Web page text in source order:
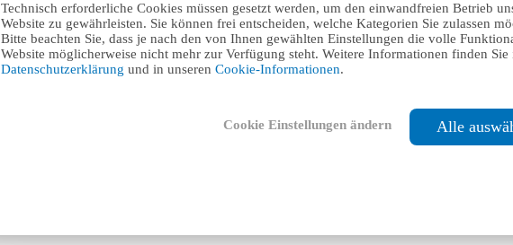
Technisch erforderliche Cookies müssen gesetzt werden, um den einwandfreien Betrieb
Website zu gewährleisten. Sie können frei entscheiden, welche Kategorien Sie zulassen
Bitte beachten Sie, dass je nach den von Ihnen gewählten Einstellungen die volle
Website möglicherweise nicht mehr zur Verfügung steht. Weitere Informationen finden Sie
Datenschutzerklärung und in unseren Cookie-Informationen.
Cookie Einstellungen ändern Alle